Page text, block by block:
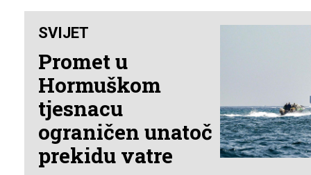
SVIJET
Promet u
Hormuškom
tjesnacu
ograničen unatoč
prekidu vatre